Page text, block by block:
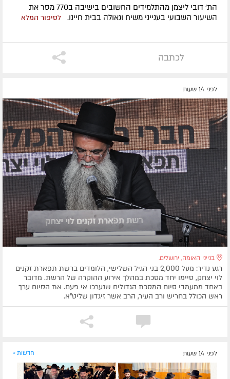
הת' דובי ליצמן מהתלמידים החשובים בישיבה ב770 מסר את
השיעור השבועי בענייני משיח וגאולה בבית חיינו. לסיפור המלא
לכתבה
לפני 14 שעות
בנייני האומה, ירושלים.
רגע נדיר: מעל 2,000 בני הגיל השלישי, הלומדים ברשת תפארת זקנים
לוי יצחק, סיימו יחד מסכת במהלך אירוע ההוקרה של הרשת. מדובר
באחד ממעמדי סיום המסכת הגדולים שנערכו אי פעם. את הסיום ערך
ראש הכולל בחריש ורב העיר, הרב אשר זיגדון שליט”א.
לפני 14 שעות חדשות »